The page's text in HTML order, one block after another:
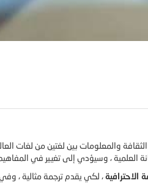
والمعلومات بين لغتين من لغات
العلمية ، وسيؤدي إلى تغيير في
الاحترافية، لكي يقدم ترجمة مثالية ،